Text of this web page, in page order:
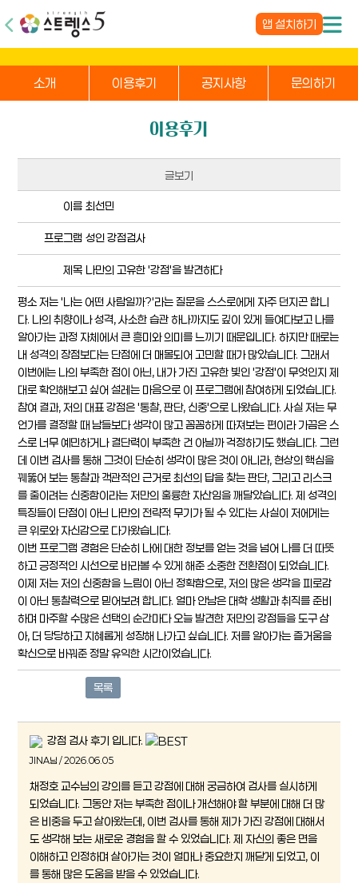
앱 설치하기
소개 이용후기 공지사항 문의하기
이용후기
글보기
이름 최선민
프로그램 성인 강점검사
제목 나만의 고유한 '강점'을 발견하다
평소 저는 '나는 어떤 사람일까?'라는 질문을 스스로에게 자주 던지곤 합니
다. 나의 취향이나 성격, 사소한 습관 하나까지도 깊이 있게 들여다보고 나를
알아가는 과정 자체에서 큰 흥미와 의미를 느끼기 때문입니다. 하지만 때로는
내 성격의 장점보다는 단점에 더 매몰되어 고민할 때가 많았습니다. 그래서
이번에는 나의 부족한 점이 아닌, 내가 가진 고유한 빛인 '강점'이 무엇인지 제
대로 확인해보고 싶어 설레는 마음으로 이 프로그램에 참여하게 되었습니다.
참여 결과, 저의 대표 강점은 '통찰, 판단, 신중'으로 나왔습니다. 사실 저는 무
언가를 결정할 때 남들보다 생각이 많고 꼼꼼하게 따져보는 편이라 가끔은 스
스로 너무 예민하거나 결단력이 부족한 건 아닐까 걱정하기도 했습니다. 그런
데 이번 검사를 통해 그것이 단순히 생각이 많은 것이 아니라, 현상의 핵심을
꿰뚫어 보는 통찰과 객관적인 근거로 최선의 답을 찾는 판단, 그리고 리스크
를 줄이려는 신중함이라는 저만의 훌륭한 자산임을 깨달았습니다. 제 성격의
특징들이 단점이 아닌 나만의 전략적 무기가 될 수 있다는 사실이 저에게는
큰 위로와 자신감으로 다가왔습니다.
이번 프로그램 경험은 단순히 나에 대한 정보를 얻는 것을 넘어 나를 더 따뜻
하고 긍정적인 시선으로 바라볼 수 있게 해준 소중한 전환점이 되었습니다.
이제 저는 저의 신중함을 느림이 아닌 정확함으로, 저의 많은 생각을 피로감
이 아닌 통찰력으로 믿어보려 합니다. 얼마 안남은 대학 생활과 취직를 준비
하며 마주할 수많은 선택의 순간마다 오늘 발견한 저만의 강점들을 도구 삼
아, 더 당당하고 지혜롭게 성장해 나가고 싶습니다. 저를 알아가는 즐거움을
확신으로 바꿔준 정말 유익한 시간이었습니다.
목록
강점 검사 후기 입니다.
JINA님 / 2026.06.05
채정호 교수님의 강의를 듣고 강점에 대해 궁금하여 검사를 실시하게
되었습니다. 그동안 저는 부족한 점이나 개선해야 할 부분에 대해 더 많
은 비중을 두고 살아왔는데, 이번 검사를 통해 제가 가진 강점에 대해서
도 생각해 보는 새로운 경험을 할 수 있었습니다. 제 자신의 좋은 면을
이해하고 인정하며 살아가는 것이 얼마나 중요한지 깨닫게 되었고, 이
를 통해 많은 도움을 받을 수 있었습니다.